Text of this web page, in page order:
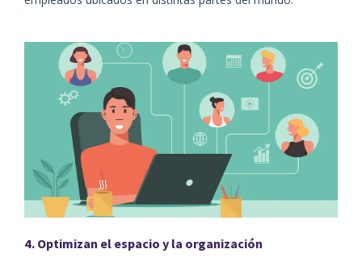
4. Optimizan el espacio y la organización